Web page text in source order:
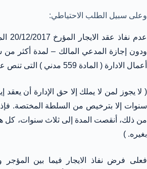
وعلى سبيل الطلب الاحتياطي:
ودون إجازة المدعي المالك – لمدة أكثر من
أعمال الادارة ( المادة 559 مدني ) التى تنص على
( لا يجوز لمن لا يملك إلا حق الإدارة أن يعقد
سنوات إلا بترخيص من السلطة المختصة.
من ذلك، أنقصت المدة إلى ثلاث سنوات، كل
بغيره. )
فعلى فرض نفاذ الايجار فيما بين المؤجر